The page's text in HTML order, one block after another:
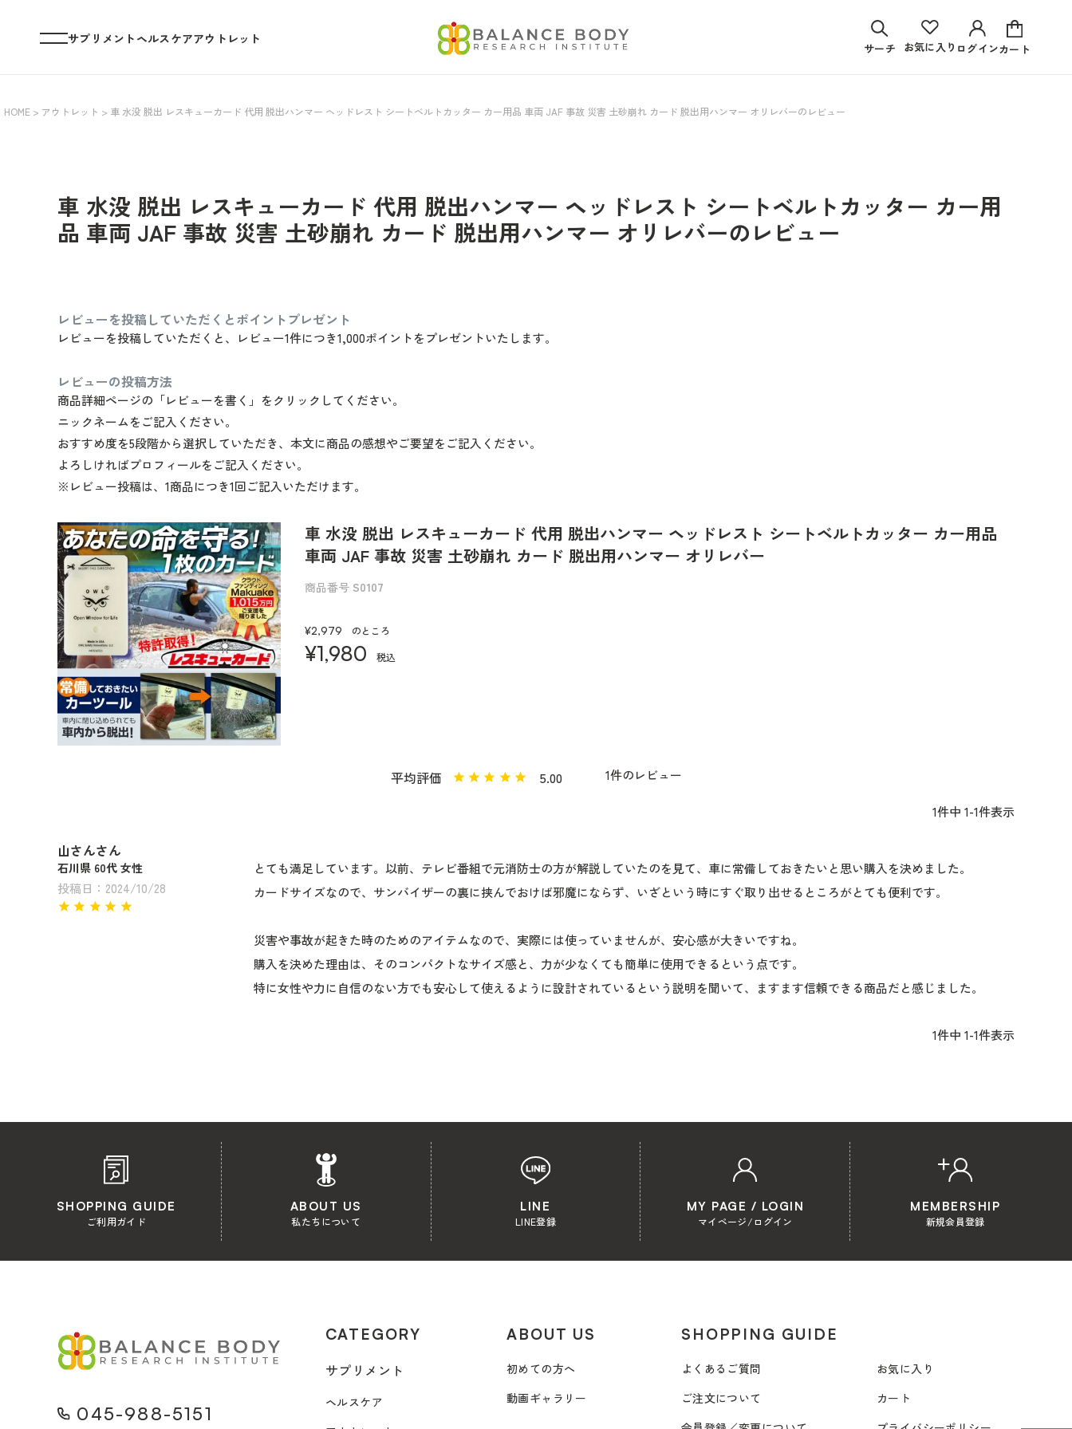
サプリメント ヘルスケアアウトレット
サーチ お気に入り ログインカート
HOME アウトレット 車 水没 脱出 レスキューカード 代用 脱出ハンマー ヘッドレスト シートベルトカッター カー用品 車両 JAF 事故 災害 土砂崩れ カード 脱出用ハンマー オリレバーのレビュー
車 水没 脱出 レスキューカード 代用 脱出ハンマー ヘッドレスト シートベルトカッター カー用
品 車両 JAF 事故 災害 土砂崩れ カード 脱出用ハンマー オリレバーのレビュー
レビューを投稿していただくとポイントプレゼント
レビューを投稿していただくと、レビュー1件につき1,000ポイントをプレゼントいたします。
レビューの投稿方法
商品詳細ページの「レビューを書く」をクリックしてください。
ニックネームをご記入ください。
おすすめ度を5段階から選択していただき、本文に商品の感想やご要望をご記入ください。
よろしければプロフィールをご記入ください。
※レビュー投稿は、1商品につき1回ご記入いただけます。
車 水没 脱出 レスキューカード 代用 脱出ハンマー ヘッドレスト シートベルトカッター カー用品
車両 JAF 事故 災害 土砂崩れ カード 脱出用ハンマー オリレバー
商品番号 S0107
¥2,979 のところ
¥1,980 税込
5.00 1
1件中 1-1件表示
山さん
石川県 60代 女性
投稿日 2024/10/28
とても満足しています。以前、テレビ番組で元消防士の方が解説していたのを見て、車に常備しておきたいと思い購入を決めました。
カードサイズなので、サンバイザーの裏に挟んでおけば邪魔にならず、いざという時にすぐ取り出せるところがとても便利です。
災害や事故が起きた時のためのアイテムなので、実際には使っていませんが、安心感が大きいですね。
購入を決めた理由は、そのコンパクトなサイズ感と、力が少なくても簡単に使用できるという点です。
特に女性や力に自信のない方でも安心して使えるように設計されているという説明を聞いて、ますます信頼できる商品だと感じました。
1件中 1-1件表示
SHOPPING GUIDE
ご利用ガイド
ABOUT US
私たちについて
LINE
LINE登録
MY PAGE / LOGIN
マイページ/ログイン
MEMBERSHIP
新規会員登録
045-988-5151
CATEGORY
サプリメント
ヘルスケア
ABOUT US
初めての方へ
動画ギャラリー
SHOPPING GUIDE
よくあるご質問
ご注文について
お気に入り
カート